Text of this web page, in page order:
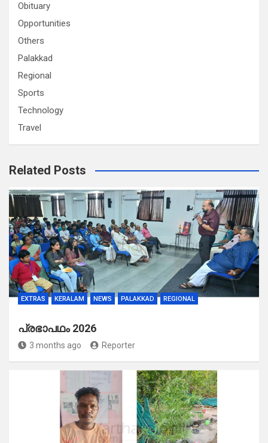
Obituary
Opportunities
Others
Palakkad
Regional
Sports
Technology
Travel
Related Posts
EXTRAS KERALAM NEWS PALAKKAD REGIONAL
പ്രഭാപഥം 2026
3 months ago Reporter